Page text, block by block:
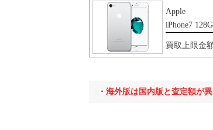
・iPad 第7世代
・iPad 第8世代
・iPad 第9世代
・iPad 第10世代
・iPad mini4
Apple
iPhone7
買取上限金
・海外版は国内版と査定額が